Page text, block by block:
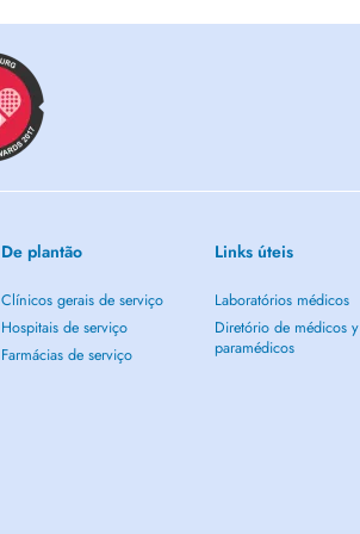
De plantão
Clínicos gerais de serviço
Hospitais de serviço
Farmácias de serviço
Links úteis
Laboratórios médicos
Diretório de médicos y
paramédicos